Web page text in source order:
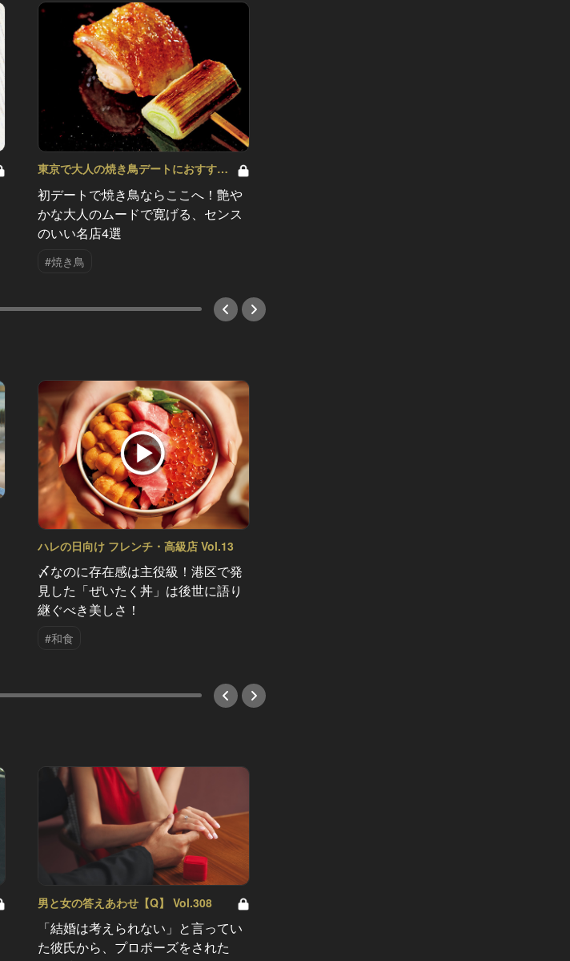
東京で大人の焼き鳥デートにおすす
め！ Vol.9
初デートで焼き鳥ならここへ！艶や
かな大人のムードで寛げる、センス
のいい名店4選
#焼き鳥
ハレの日向け フレンチ・高級店 Vol.13
〆なのに存在感は主役級！港区で発
見した「ぜいたく丼」は後世に語り
継ぐべき美しさ！
#和食
男と女の答えあわせ【Q】 Vol.308
「結婚は考えられない」と言ってい
た彼氏から、プロポーズをされた